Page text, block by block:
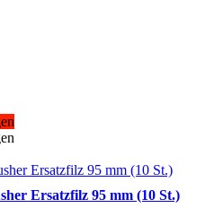
Ersatzfilz 95 mm (10 St.)